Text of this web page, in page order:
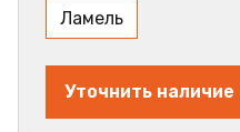
Ламель
Уточнить наличие